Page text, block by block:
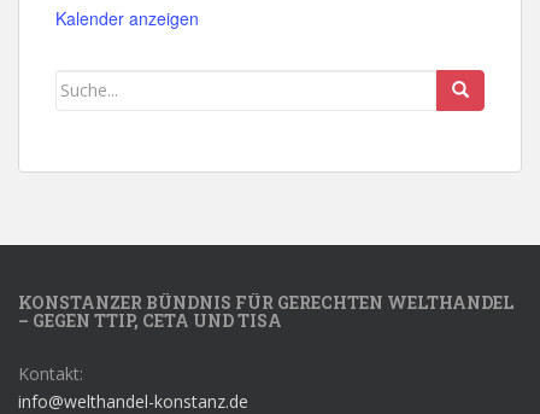
Kalender anzeigen
KONSTANZER BÜNDNIS FÜR GERECHTEN WELTHANDEL
– GEGEN TTIP, CETA UND TISA
Kontakt:
info@welthandel-konstanz.de